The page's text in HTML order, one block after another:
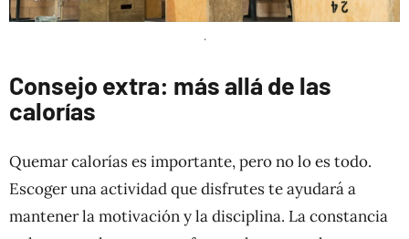
.
Consejo extra: más allá de las
calorías
Quemar calorías es importante, pero no lo es todo.
Escoger una actividad que disfrutes te ayudará a
mantener la motivación y la disciplina. La constancia